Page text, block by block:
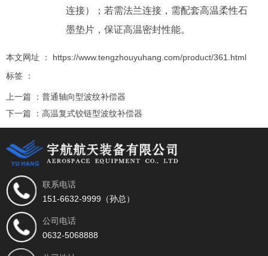
连接）；若需法兰连接，需配套高温柔性石
墨垫片，保证高温密封性能。
本文网址 ： https://www.tengzhouyuhang.com/product/361.html
标签 ：
上一篇 ： 普通轴向型波纹补偿器
下一篇 ： 高温复式铰链型波纹补偿器
相关推荐
联系电话
151-6632-9999（孙总）
公司电话
0632-5068888